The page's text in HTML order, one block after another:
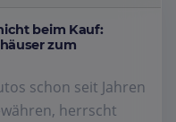
beim Kauf:
zum
schon seit Jahren
herrscht